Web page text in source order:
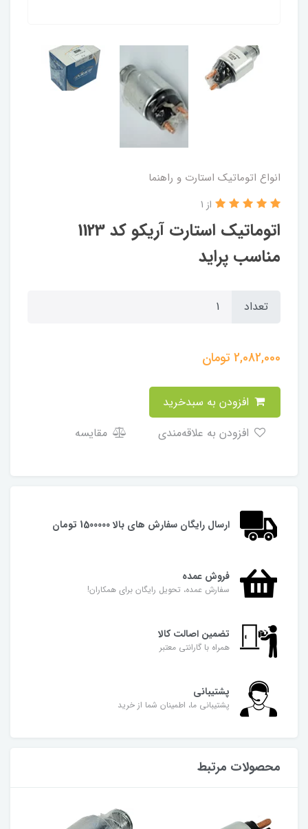
انواع اتوماتیک استارت و راهنما
اتوماتیک استارت آریکو کد 1123
مناسب پراید
از 1
تعداد
2,082,000تومان
مقایسه
ارسال رایگان سفارش های بالا 1500000 تومان
فروش عمده
سفارش عمده، تحویل رایگان برای همکاران!
تضمین اصالت کالا
همراه با گارانتی معتبر
پشتیبانی
پشتیبانی ما، اطمینان شما از خرید
محصولات مرتبط